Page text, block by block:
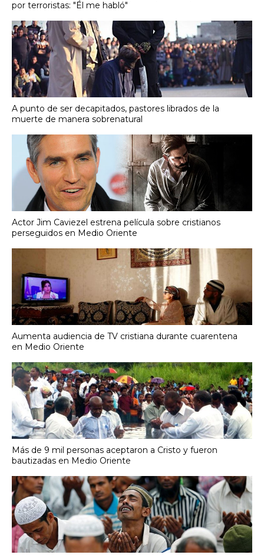
por terroristas: "Él me habló"
A punto de ser decapitados, pastores librados de la
muerte de manera sobrenatural
Actor Jim Caviezel estrena película sobre cristianos
perseguidos en Medio Oriente
Aumenta audiencia de TV cristiana durante cuarentena
en Medio Oriente
Más de 9 mil personas aceptaron a Cristo y fueron
bautizadas en Medio Oriente